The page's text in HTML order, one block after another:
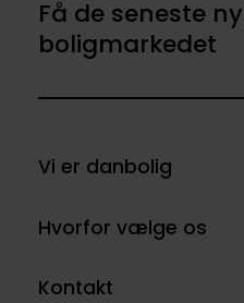
Få de seneste
boligmarkedet
Vi er danbolig
Hvorfor vælge os
Kontakt